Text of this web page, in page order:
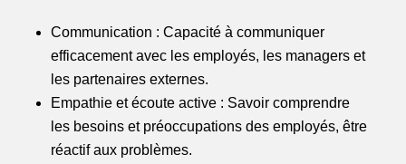
Communication : Capacité à communiquer
efficacement avec les employés, les managers et
les partenaires externes.
Empathie et écoute active : Savoir comprendre
les besoins et préoccupations des employés, être
réactif aux problèmes.